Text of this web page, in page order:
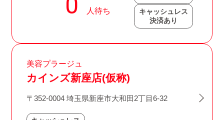
キャッシュレス
決済あり
美容プラージュ
カインズ新座店(仮称)
〒352-0004 埼玉県新座市大和田2丁目6-32